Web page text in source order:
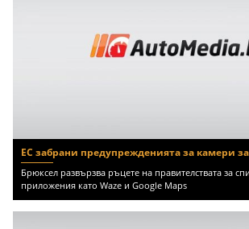
ЕС забрани предупрежденията за камери за
Брюксел развързва ръцете на правителствата за
приложения като Waze и Google Maps